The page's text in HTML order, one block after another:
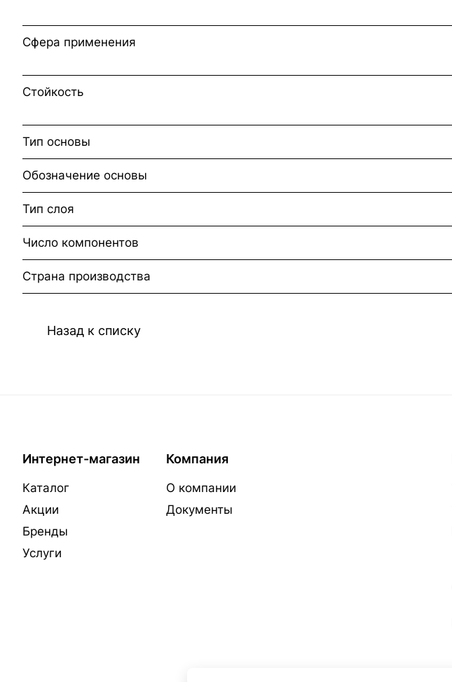
Сфера применения
Стойкость
Тип основы
Обозначение основы
Тип слоя
Число компонентов
Страна производства
Назад к списку
Интернет-магазин
Каталог
Акции
Бренды
Услуги
Компания
О компании
Документы